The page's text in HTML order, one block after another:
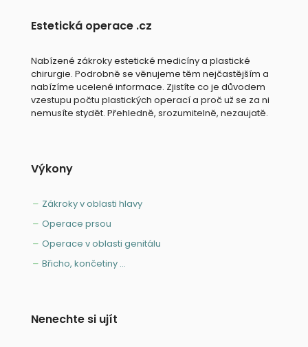
Estetická operace .cz
Nabízené zákroky estetické medicíny a plastické
chirurgie. Podrobně se věnujeme těm nejčastějším a
nabízíme ucelené informace. Zjistíte co je důvodem
vzestupu počtu plastických operací a proč už se za ni
nemusíte stydět. Přehledně, srozumitelně, nezaujatě.
Výkony
Zákroky v oblasti hlavy
Operace prsou
Operace v oblasti genitálu
Břicho, končetiny ...
Nenechte si ujít